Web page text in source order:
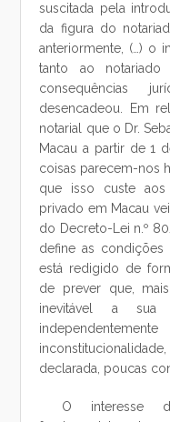
suscitada pela
da figura do
anteriormente, (…) o
tanto ao
consequências
desencadeou. Em
notarial que o Dr.
Macau a partir de 1
coisas parecem-nos
que isso custe
privado em Macau
do Decreto-Lei n.º
define as condições
está redigido de
de prever que,
inevitável a sua
declarada, poucas
O interesse